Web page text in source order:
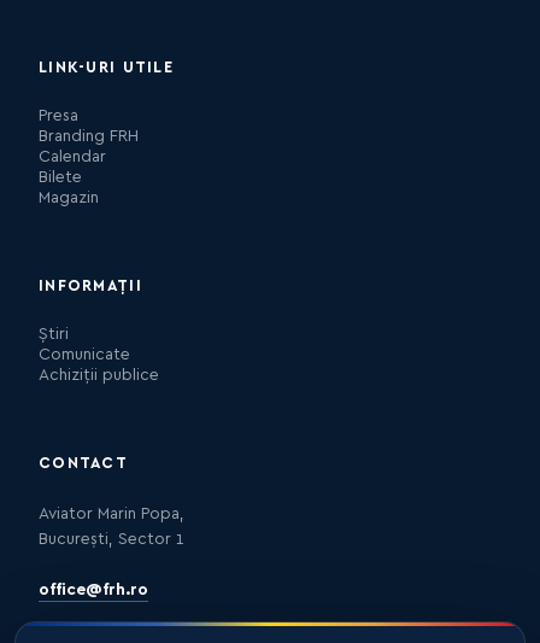
LINK-URI UTILE
Presa
Branding FRH
Calendar
Bilete
Magazin
INFORMAȚII
Știri
Comunicate
Achiziții publice
CONTACT
Aviator Marin Popa,
București, Sector 1
office@frh.ro